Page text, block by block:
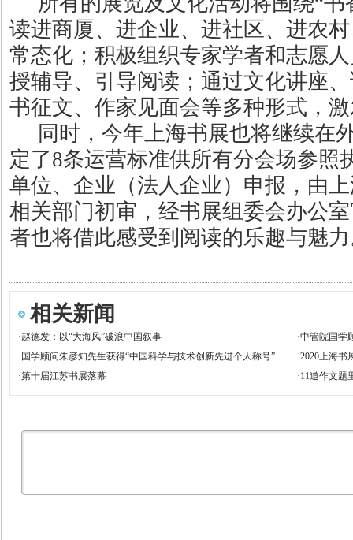
读进商厦、进企业、进社区、进农
常态化；积极组织专家学者和志愿
授辅导、引导阅读；通过文化讲座
书征文、作家见面会等多种形式，
同时，今年上海书展也将继续在
定了8条运营标准供所有分会场参照
单位、企业（法人企业）申报，由
相关部门初审，经书展组委会办公
者也将借此感受到阅读的乐趣与魅
相关新闻
·赵德发：以“大海风”破浪中国叙事 ·中管院国学
·国学顾问朱彦知先生获得“中国科学与技术创新先进个人称号” ·2020上海书
·第十届江苏书展落幕 ·11道作文题